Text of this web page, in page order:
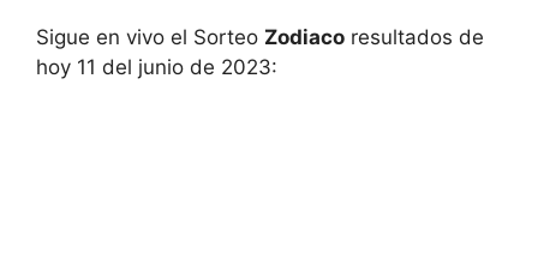
Sigue en vivo el Sorteo Zodiaco resultados de
hoy 11 del junio de 2023: